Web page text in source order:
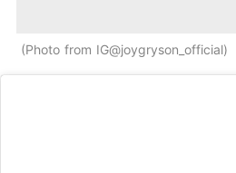
Photo from IG@joygryson_official